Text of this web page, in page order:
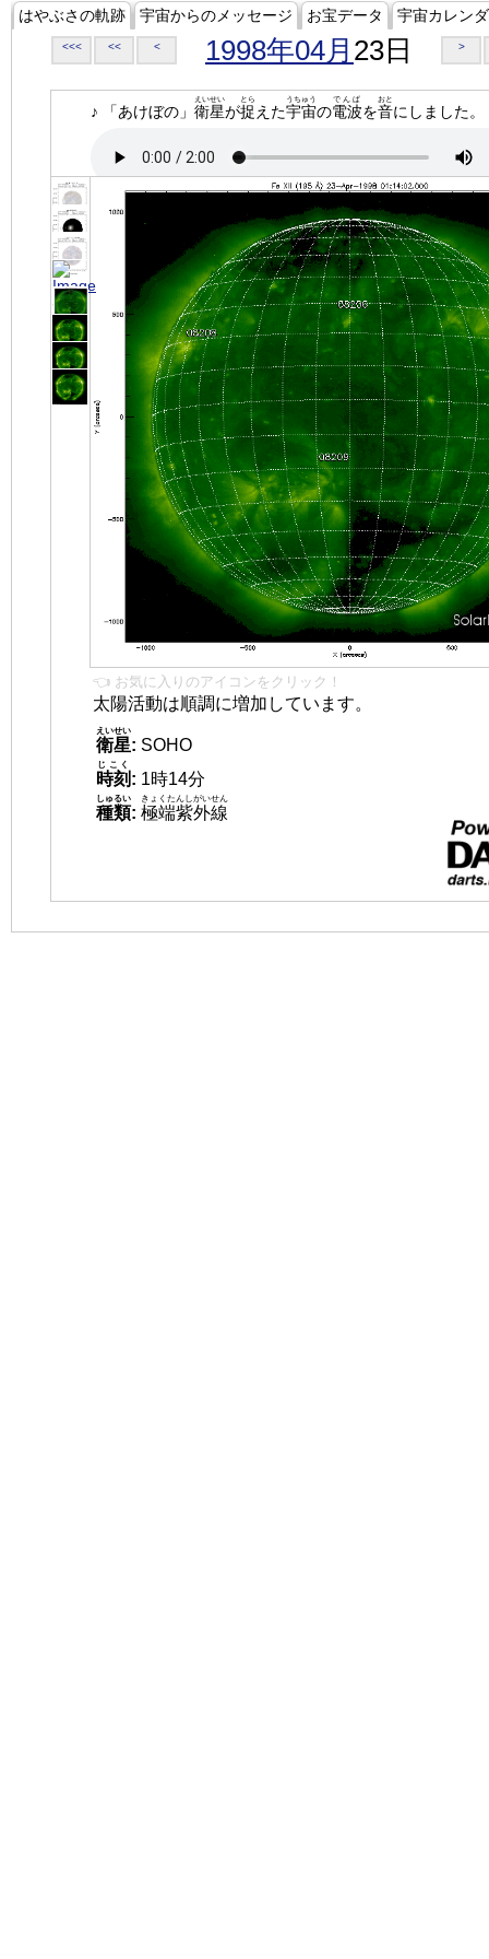
はやぶさの軌跡 宇宙からのメッセージ お宝データ 宇宙カレン
<<< << < 1998年04月 23日 >
♪ 「あけぼの」 衛星
えいせい
が捉
とら
えた宇宙
うちゅう
の電波
でんぱ
を音
おと
にしました。
👈 お気に入りのアイコンをクリック！
太陽活動は順調に増加しています。
衛星
えいせい
: SOHO
時刻
じこく
: 1時14分
種類
しゅるい
: 極端紫外線
きょくたんしがいせん